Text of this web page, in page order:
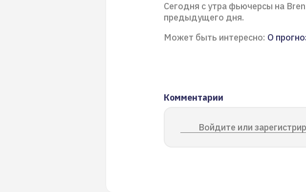
Сегодня с утра фьючерсы на
предыдущего дня.
Может быть интересно: О
Комментарии
Войдите или